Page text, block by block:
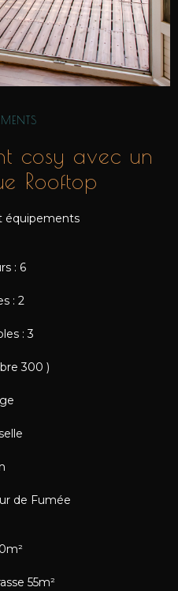
cosy avec un
Rooftop
équipements
: 6
: 2
: 3
300 )
de Fumée
55m²